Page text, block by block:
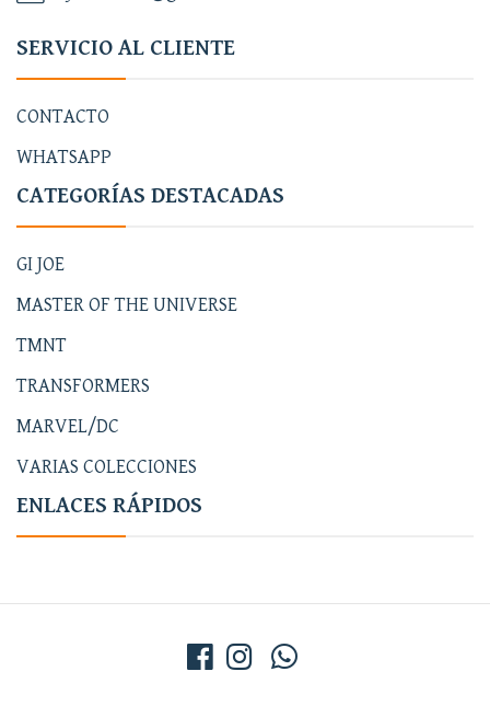
SERVICIO AL CLIENTE
CONTACTO
WHATSAPP
CATEGORÍAS DESTACADAS
GI JOE
MASTER OF THE UNIVERSE
TMNT
TRANSFORMERS
MARVEL/DC
VARIAS COLECCIONES
ENLACES RÁPIDOS